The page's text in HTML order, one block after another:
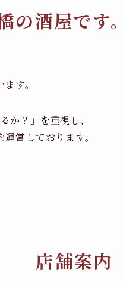
酒屋です。
す。
か？」を重視し、
営しております。
店舗案内